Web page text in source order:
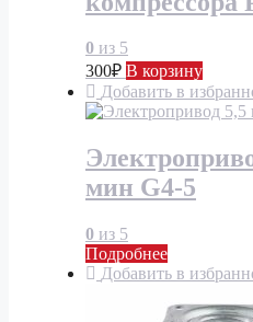
0 из 5
300₽ В корзину
Добавить в
мин G4-5
0 из 5
Подробнее
Добавить в